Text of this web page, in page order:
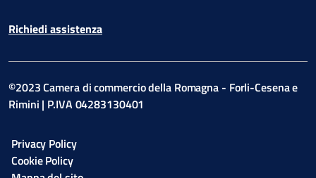
Richiedi assistenza
©2023 Camera di commercio della Romagna - Forli-Cesena e
Rimini | P.IVA 04283130401
Privacy Policy
Cookie Policy